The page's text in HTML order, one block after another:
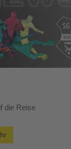
die Reise